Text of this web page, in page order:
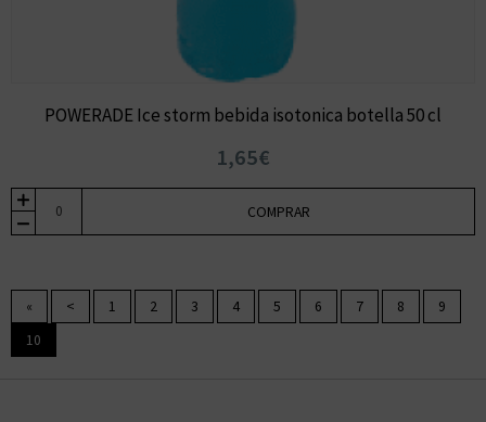
POWERADE Ice storm bebida isotonica botella 50 cl
1,65€
COMPRAR
« < 1 2 3 4 5 6 7 8
9
10